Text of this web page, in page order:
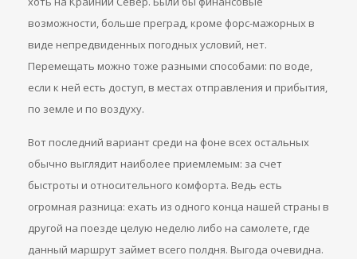
возможности, больше преград, кроме форс-мажорных в
виде непредвиденных погодных условий, нет.
Перемещать можно тоже разными способами: по воде,
если к ней есть доступ, в местах отправления и прибытия,
по земле и по воздуху.
Вот последний вариант среди на фоне всех остальных
обычно выглядит наиболее приемлемым: за счет
быстроты и относительного комфорта. Ведь есть
огромная разница: ехать из одного конца нашей страны в
другой на поезде целую неделю либо на самолете, где
данный маршрут займет всего полдня. Выгода очевидна.